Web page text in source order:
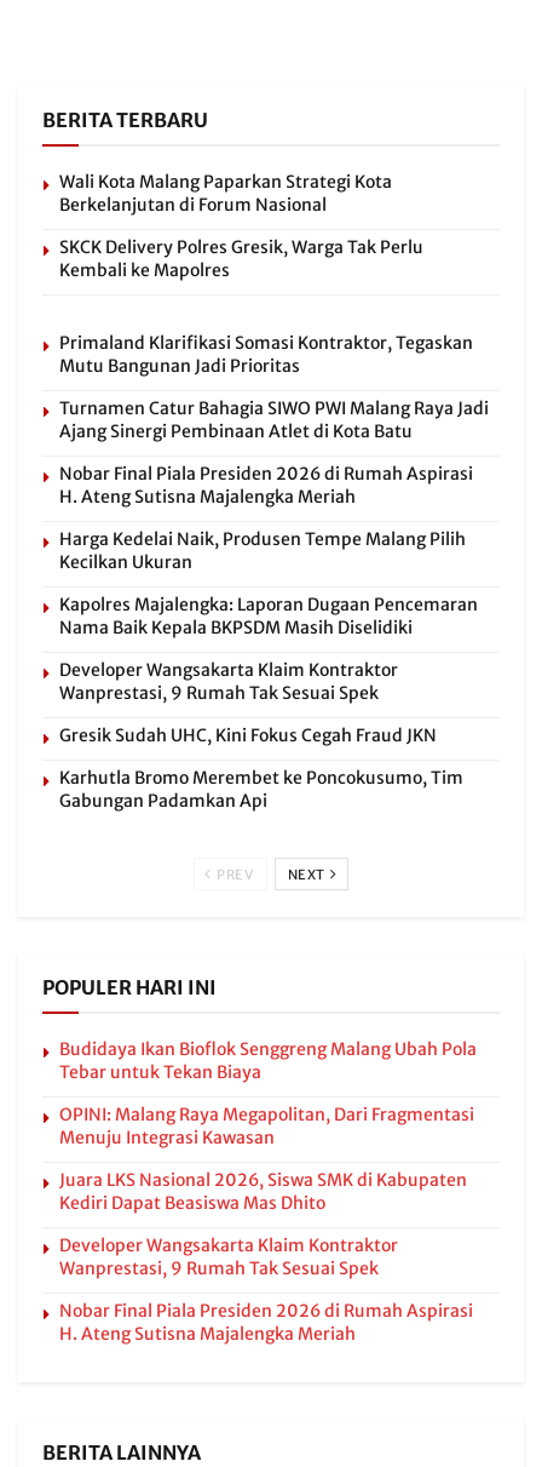
BERITA TERBARU
Wali Kota Malang Paparkan Strategi Kota
Berkelanjutan di Forum Nasional
SKCK Delivery Polres Gresik, Warga Tak Perlu
Kembali ke Mapolres
Primaland Klarifikasi Somasi Kontraktor, Tegaskan
Mutu Bangunan Jadi Prioritas
Turnamen Catur Bahagia SIWO PWI Malang Raya Jadi
Ajang Sinergi Pembinaan Atlet di Kota Batu
Nobar Final Piala Presiden 2026 di Rumah Aspirasi
H. Ateng Sutisna Majalengka Meriah
Harga Kedelai Naik, Produsen Tempe Malang Pilih
Kecilkan Ukuran
Kapolres Majalengka: Laporan Dugaan Pencemaran
Nama Baik Kepala BKPSDM Masih Diselidiki
Developer Wangsakarta Klaim Kontraktor
Wanprestasi, 9 Rumah Tak Sesuai Spek
Gresik Sudah UHC, Kini Fokus Cegah Fraud JKN
Karhutla Bromo Merembet ke Poncokusumo, Tim
Gabungan Padamkan Api
PREV NEXT
POPULER HARI INI
Budidaya Ikan Bioflok Senggreng Malang Ubah Pola
Tebar untuk Tekan Biaya
OPINI: Malang Raya Megapolitan, Dari Fragmentasi
Menuju Integrasi Kawasan
Juara LKS Nasional 2026, Siswa SMK di Kabupaten
Kediri Dapat Beasiswa Mas Dhito
Developer Wangsakarta Klaim Kontraktor
Wanprestasi, 9 Rumah Tak Sesuai Spek
Nobar Final Piala Presiden 2026 di Rumah Aspirasi
H. Ateng Sutisna Majalengka Meriah
BERITA LAINNYA